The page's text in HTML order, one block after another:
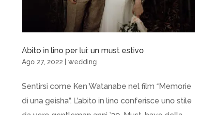
Abito in lino per lui: un must estivo
Ago 27, 2022 wedding
Sentirsi come Ken Watanabe nel film “Memorie
di una geisha”. L’abito in lino conferisce uno stile